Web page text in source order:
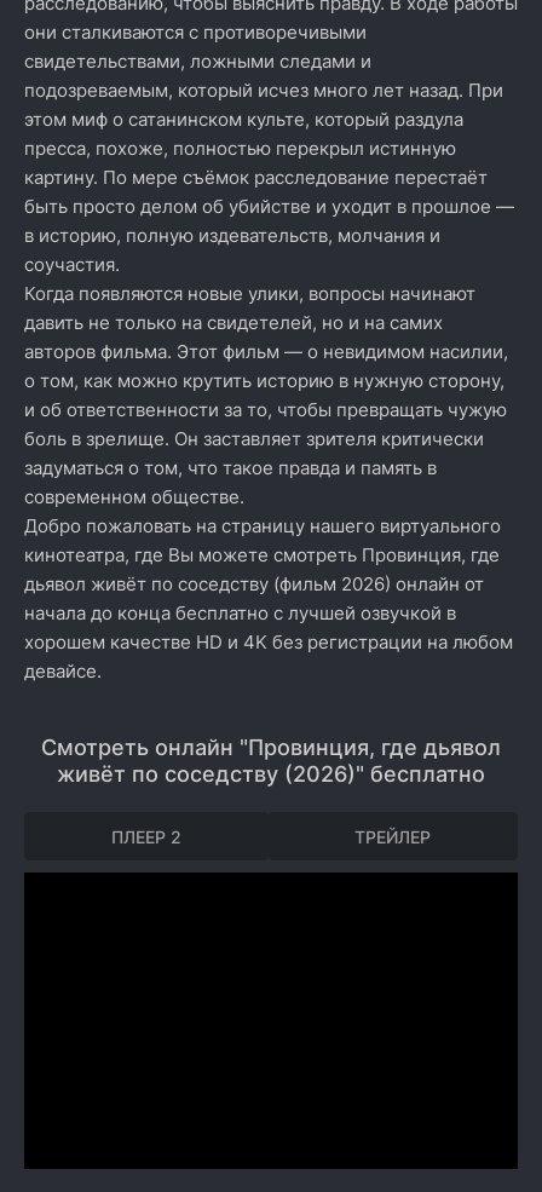
они сталкиваются с противоречивыми
свидетельствами, ложными следами и
подозреваемым, который исчез много лет назад. При
этом миф о сатанинском культе, который раздула
пресса, похоже, полностью перекрыл истинную
картину. По мере съёмок расследование перестаёт
быть просто делом об убийстве и уходит в прошлое —
в историю, полную издевательств, молчания и
соучастия.
Когда появляются новые улики, вопросы начинают
давить не только на свидетелей, но и на самих
авторов фильма. Этот фильм — о невидимом насилии,
о том, как можно крутить историю в нужную сторону,
и об ответственности за то, чтобы превращать чужую
боль в зрелище. Он заставляет зрителя критически
задуматься о том, что такое правда и память в
современном обществе.
Добро пожаловать на страницу нашего виртуального
кинотеатра, где Вы можете смотреть Провинция, где
дьявол живёт по соседству (фильм 2026) онлайн от
начала до конца бесплатно с лучшей озвучкой в
хорошем качестве HD и 4K без регистрации на любом
девайсе.
Смотреть онлайн "Провинция, где дьявол
живёт по соседству (2026)" бесплатно
ПЛЕЕР 2 ТРЕЙЛЕР